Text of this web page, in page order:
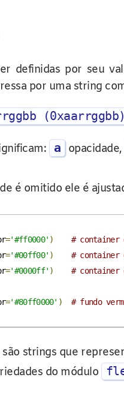
definidas por seu
por uma string
(0xaarrggbb)
a opacidade,
é omitido ele é
='#ff0000' )
# container
='#00ff00' )
# container
='#0000ff' ) # container
='#80ff0000' ) # fundo
são strings que
do módulo